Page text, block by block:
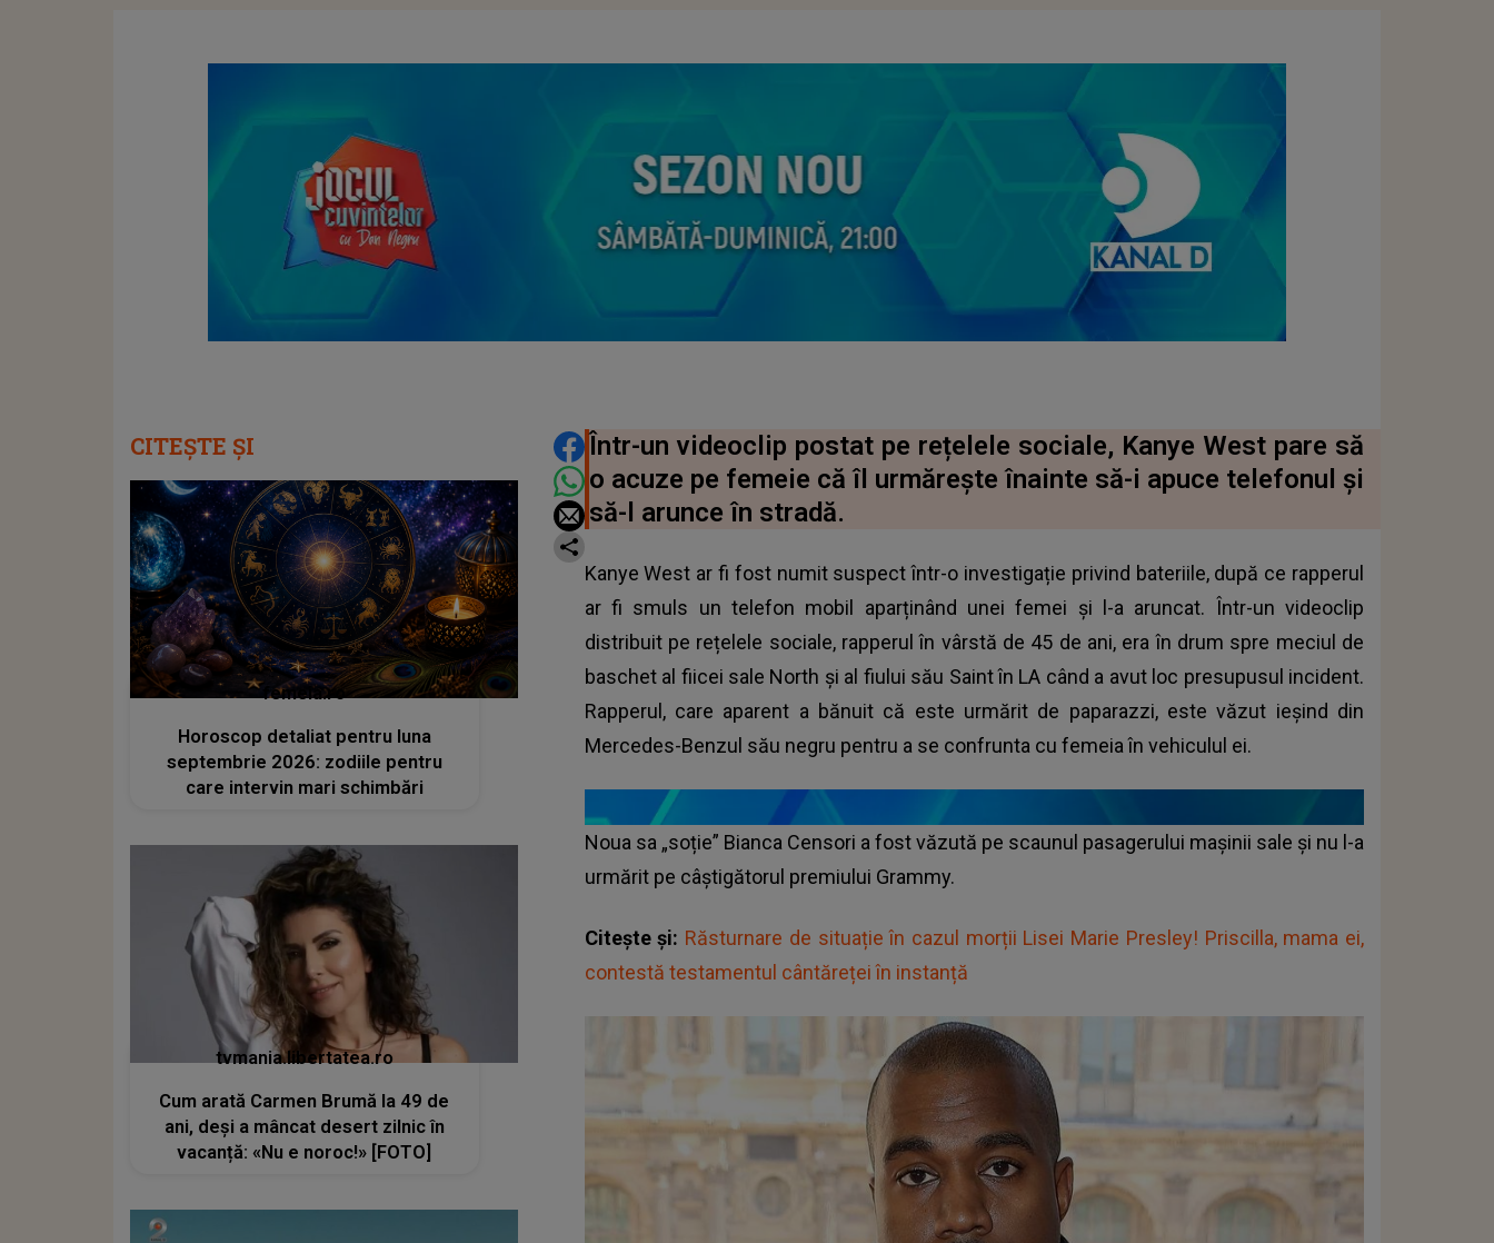
DISTRIBUIE ARTICOLUL
Într-un videoclip postat pe rețelele sociale, Kanye West pare să
o acuze pe femeie că îl urmărește înainte să-i apuce telefonul și
să-l arunce în stradă.
Kanye West ar fi fost numit suspect într-o investigație privind bateriile, după ce rapperul
ar fi smuls un telefon mobil aparținând unei femei și l-a aruncat. Într-un videoclip
distribuit pe rețelele sociale, rapperul în vârstă de 45 de ani, era în drum spre meciul de
baschet al fiicei sale North și al fiului său Saint în LA când a avut loc presupusul incident.
Rapperul, care aparent a bănuit că este urmărit de paparazzi, este văzut ieșind din
Mercedes-Benzul său negru pentru a se confrunta cu femeia în vehiculul ei.
Noua sa „soție” Bianca Censori a fost văzută pe scaunul pasagerului mașinii sale și nu l-a
urmărit pe câștigătorul premiului Grammy.
Citește și: Răsturnare de situație în cazul morții Lisei Marie Presley! Priscilla, mama ei,
contestă testamentul cântăreței în instanță
CITEȘTE ȘI
femeia.ro
Horoscop detaliat pentru luna
septembrie 2026: zodiile pentru
care intervin mari schimbări
tvmania.libertatea.ro
Cum arată Carmen Brumă la 49 de
ani, deși a mâncat desert zilnic în
vacanță: «Nu e noroc!» [FOTO]